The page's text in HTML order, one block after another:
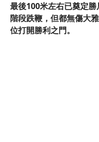
最後100米左右已奠定
階段跌鞭，但都無傷大
位打開勝利之門。